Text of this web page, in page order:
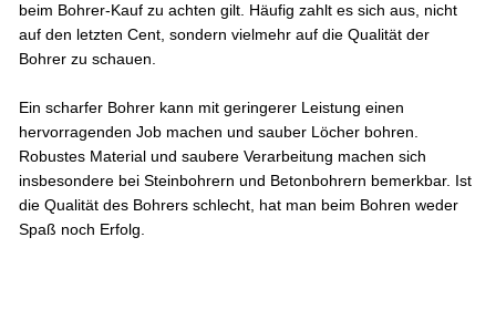
beim Bohrer-Kauf zu achten gilt. Häufig zahlt es sich aus, nicht
auf den letzten Cent, sondern vielmehr auf die Qualität der
Bohrer zu schauen.
Ein scharfer Bohrer kann mit geringerer Leistung einen
hervorragenden Job machen und sauber Löcher bohren.
Robustes Material und saubere Verarbeitung machen sich
insbesondere bei Steinbohrern und Betonbohrern bemerkbar. Ist
die Qualität des Bohrers schlecht, hat man beim Bohren weder
Spaß noch Erfolg.